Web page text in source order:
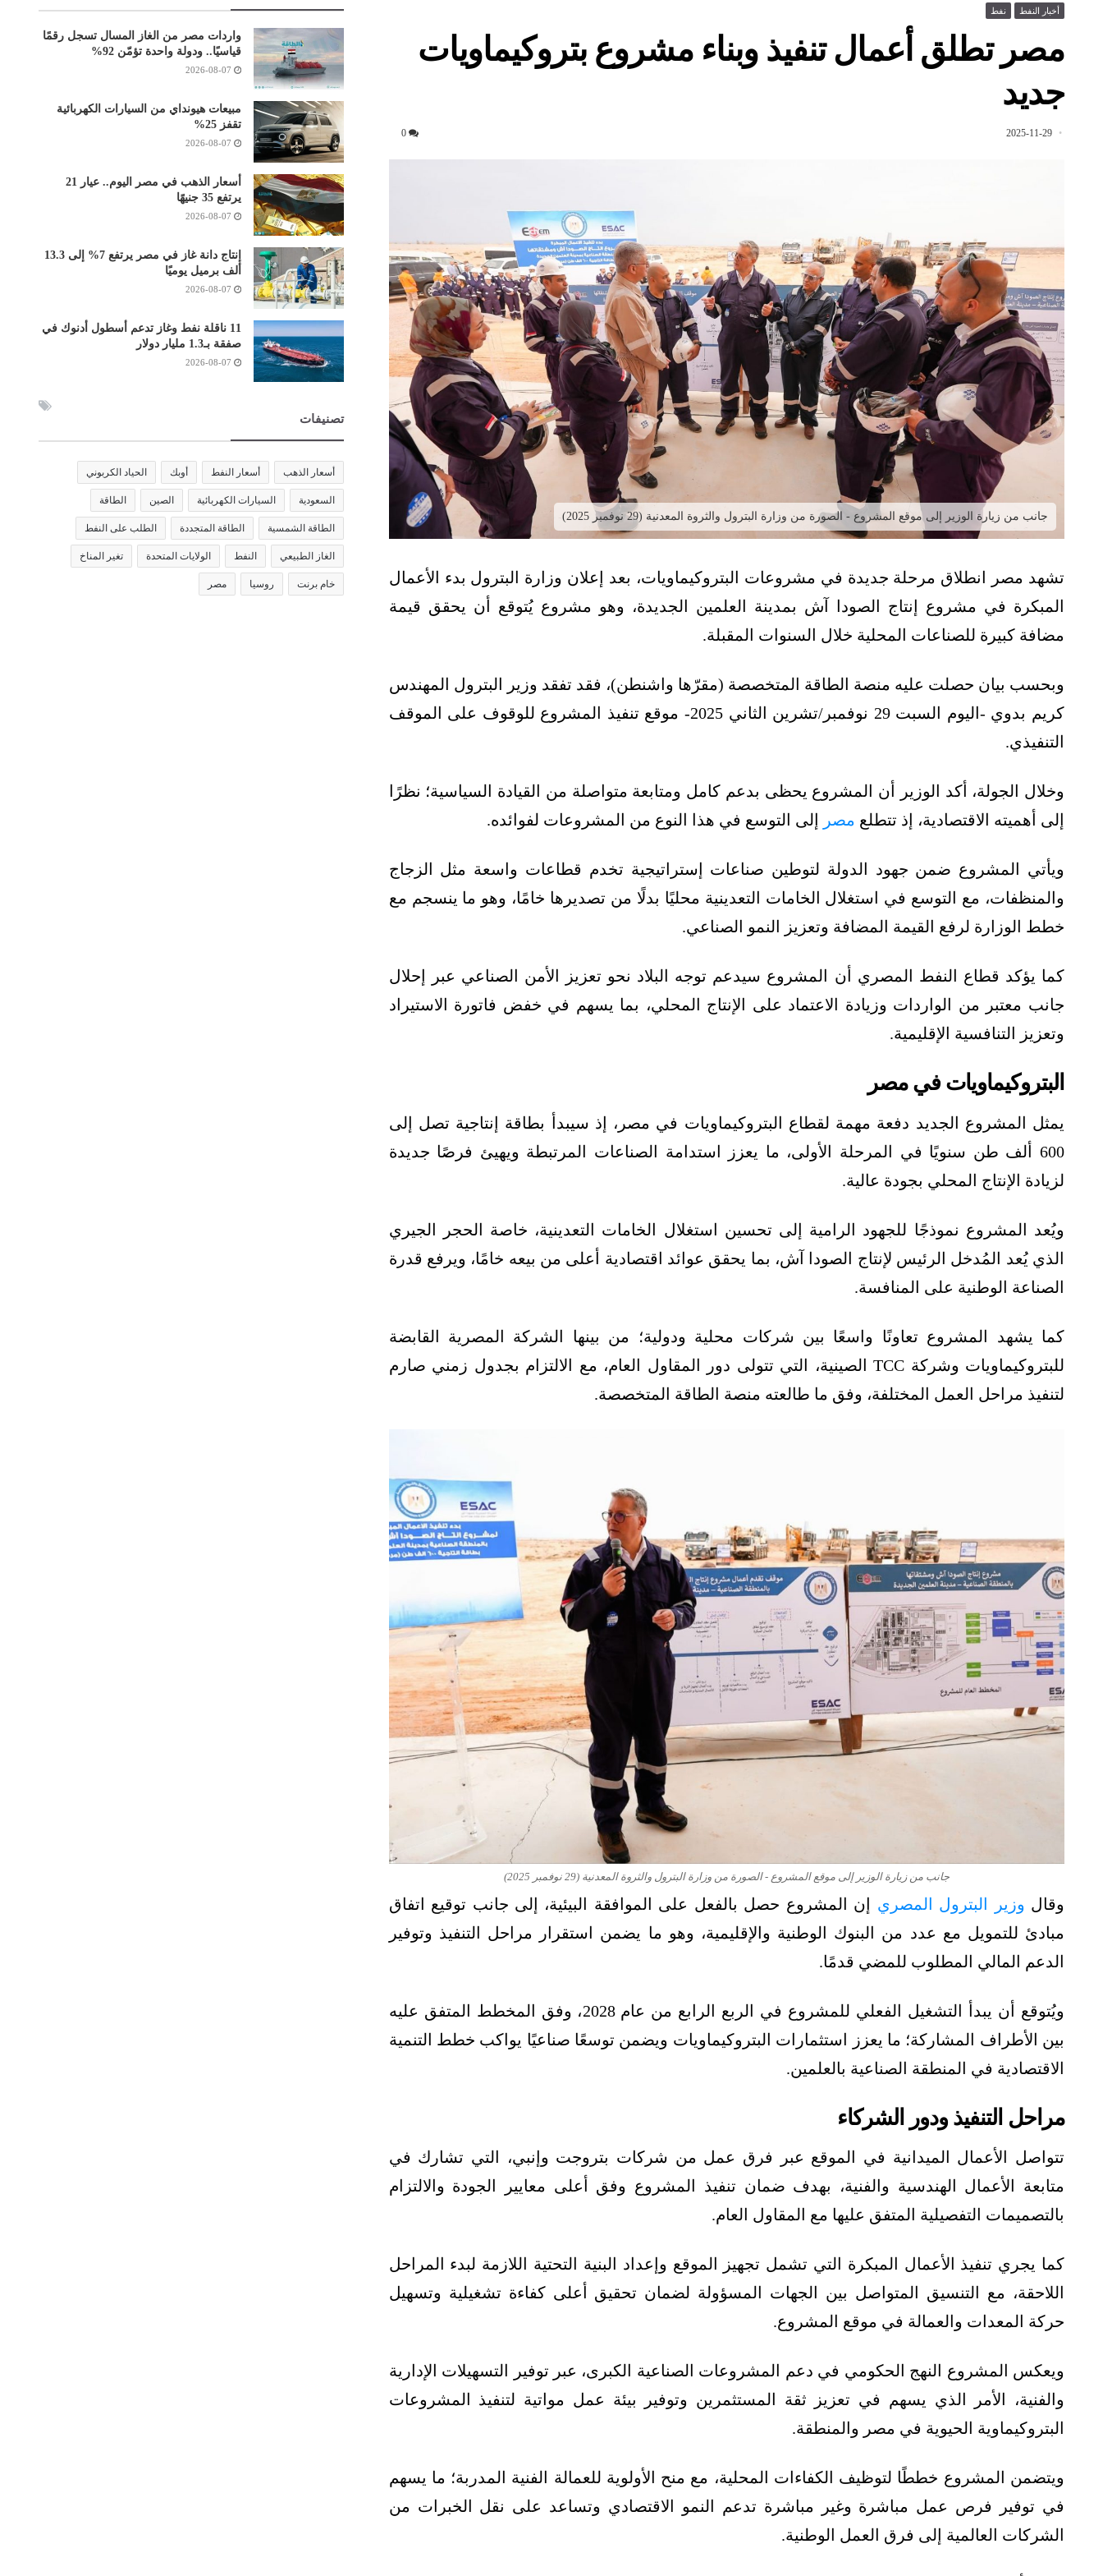
أخبار النفط نفط
مصر تطلق أعمال تنفيذ وبناء مشروع بتروكيماويات
جديد
2025-11-29
0
جانب من زيارة الوزير إلى موقع المشروع - الصورة من وزارة البترول والثروة المعدنية (29 نوفمبر 2025)
تشهد مصر انطلاق مرحلة جديدة في مشروعات البتروكيماويات، بعد إعلان وزارة البترول بدء الأعمال
المبكرة في مشروع إنتاج الصودا آش بمدينة العلمين الجديدة، وهو مشروع يُتوقع أن يحقق قيمة
مضافة كبيرة للصناعات المحلية خلال السنوات المقبلة.
وبحسب بيان حصلت عليه منصة الطاقة المتخصصة (مقرّها واشنطن)، فقد تفقد وزير البترول المهندس
كريم بدوي -اليوم السبت 29 نوفمبر/تشرين الثاني 2025- موقع تنفيذ المشروع للوقوف على الموقف
التنفيذي.
وخلال الجولة، أكد الوزير أن المشروع يحظى بدعم كامل ومتابعة متواصلة من القيادة السياسية؛ نظرًا
إلى أهميته الاقتصادية، إذ تتطلع مصر إلى التوسع في هذا النوع من المشروعات لفوائده.
ويأتي المشروع ضمن جهود الدولة لتوطين صناعات إستراتيجية تخدم قطاعات واسعة مثل الزجاج
والمنظفات، مع التوسع في استغلال الخامات التعدينية محليًا بدلًا من تصديرها خامًا، وهو ما ينسجم مع
خطط الوزارة لرفع القيمة المضافة وتعزيز النمو الصناعي.
كما يؤكد قطاع النفط المصري أن المشروع سيدعم توجه البلاد نحو تعزيز الأمن الصناعي عبر إحلال
جانب معتبر من الواردات وزيادة الاعتماد على الإنتاج المحلي، بما يسهم في خفض فاتورة الاستيراد
وتعزيز التنافسية الإقليمية.
البتروكيماويات في مصر
يمثل المشروع الجديد دفعة مهمة لقطاع البتروكيماويات في مصر، إذ سيبدأ بطاقة إنتاجية تصل إلى
600 ألف طن سنويًا في المرحلة الأولى، ما يعزز استدامة الصناعات المرتبطة ويهيئ فرصًا جديدة
لزيادة الإنتاج المحلي بجودة عالية.
ويُعد المشروع نموذجًا للجهود الرامية إلى تحسين استغلال الخامات التعدينية، خاصة الحجر الجيري
الذي يُعد المُدخل الرئيس لإنتاج الصودا آش، بما يحقق عوائد اقتصادية أعلى من بيعه خامًا، ويرفع قدرة
الصناعة الوطنية على المنافسة.
كما يشهد المشروع تعاونًا واسعًا بين شركات محلية ودولية؛ من بينها الشركة المصرية القابضة
للبتروكيماويات وشركة TCC الصينية، التي تتولى دور المقاول العام، مع الالتزام بجدول زمني صارم
لتنفيذ مراحل العمل المختلفة، وفق ما طالعته منصة الطاقة المتخصصة.
جانب من زيارة الوزير إلى موقع المشروع - الصورة من وزارة البترول والثروة المعدنية (29 نوفمبر 2025)
وقال وزير البترول المصري إن المشروع حصل بالفعل على الموافقة البيئية، إلى جانب توقيع اتفاق
مبادئ للتمويل مع عدد من البنوك الوطنية والإقليمية، وهو ما يضمن استقرار مراحل التنفيذ وتوفير
الدعم المالي المطلوب للمضي قدمًا.
ويُتوقع أن يبدأ التشغيل الفعلي للمشروع في الربع الرابع من عام 2028، وفق المخطط المتفق عليه
بين الأطراف المشاركة؛ ما يعزز استثمارات البتروكيماويات ويضمن توسعًا صناعيًا يواكب خطط التنمية
الاقتصادية في المنطقة الصناعية بالعلمين.
مراحل التنفيذ ودور الشركاء
تتواصل الأعمال الميدانية في الموقع عبر فرق عمل من شركات بتروجت وإنبي، التي تشارك في
متابعة الأعمال الهندسية والفنية، بهدف ضمان تنفيذ المشروع وفق أعلى معايير الجودة والالتزام
بالتصميمات التفصيلية المتفق عليها مع المقاول العام.
كما يجري تنفيذ الأعمال المبكرة التي تشمل تجهيز الموقع وإعداد البنية التحتية اللازمة لبدء المراحل
اللاحقة، مع التنسيق المتواصل بين الجهات المسؤولة لضمان تحقيق أعلى كفاءة تشغيلية وتسهيل
حركة المعدات والعمالة في موقع المشروع.
ويعكس المشروع النهج الحكومي في دعم المشروعات الصناعية الكبرى، عبر توفير التسهيلات الإدارية
والفنية، الأمر الذي يسهم في تعزيز ثقة المستثمرين وتوفير بيئة عمل مواتية لتنفيذ المشروعات
البتروكيماوية الحيوية في مصر والمنطقة.
ويتضمن المشروع خططًا لتوظيف الكفاءات المحلية، مع منح الأولوية للعمالة الفنية المدربة؛ ما يسهم
في توفير فرص عمل مباشرة وغير مباشرة تدعم النمو الاقتصادي وتساعد على نقل الخبرات من
الشركات العالمية إلى فرق العمل الوطنية.
واردات مصر من الغاز المسال تسجل رقمًا
قياسيًا.. ودولة واحدة تؤمّن 92%
2026-08-07
مبيعات هيونداي من السيارات الكهربائية
تقفز 25%
2026-08-07
أسعار الذهب في مصر اليوم.. عيار 21
يرتفع 35 جنيهًا
2026-08-07
إنتاج دانة غاز في مصر يرتفع 7% إلى 13.3
ألف برميل يوميًا
2026-08-07
11 ناقلة نفط وغاز تدعم أسطول أدنوك في
صفقة بـ1.3 مليار دولار
2026-08-07
تصنيفات
أسعار الذهب أسعار النفط أوبك الحياد الكربوني
السعودية السيارات الكهربائية الصين الطاقة
الطاقة الشمسية الطاقة المتجددة الطلب على النفط
الغاز الطبيعي النفط الولايات المتحدة تغير المناخ
خام برنت روسيا مصر